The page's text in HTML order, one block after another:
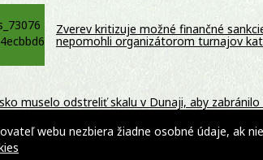
Zverev kritizuje možné finančné
nepomohli organizátorom turnajov
muselo odstreliť skalu v Dunaji, aby
– VIDEO
webu nezbiera žiadne osobné údaje, ak